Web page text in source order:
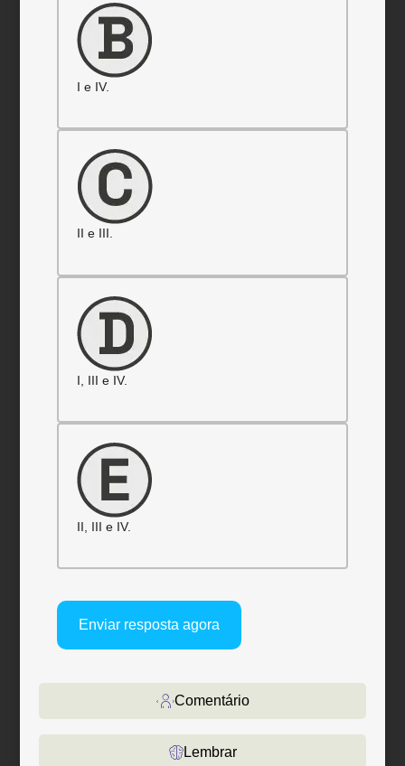
Comentário
Lembrar
I e IV.
II e III.
I, III e IV.
II, III e IV.
Enviar resposta agora